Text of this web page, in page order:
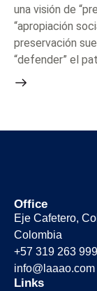
una visión de
“apropiación
preservación
“defender” el
Office
Eje Cafetero,
Colombia
+57 319 263
info@laaao.com
Links